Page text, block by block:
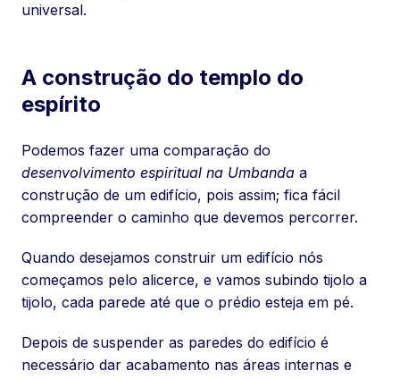
universal.
A construção do templo do
espírito
Podemos fazer uma comparação do
desenvolvimento espiritual na Umbanda a
construção de um edifício, pois assim; fica fácil
compreender o caminho que devemos percorrer.
Quando desejamos construir um edifício nós
começamos pelo alicerce, e vamos subindo tijolo a
tijolo, cada parede até que o prédio esteja em pé.
Depois de suspender as paredes do edifício é
necessário dar acabamento nas áreas internas e